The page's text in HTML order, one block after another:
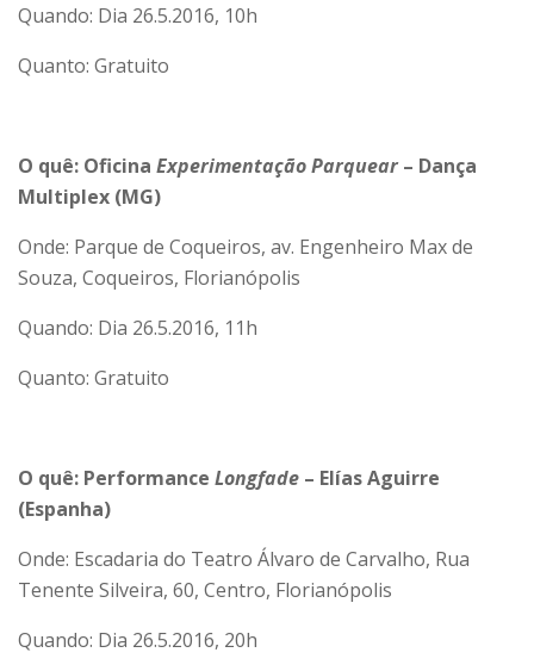
Quando: Dia 26.5.2016, 10h
Quanto: Gratuito
O quê: Oficina Experimentação Parquear– Dança
Multiplex (MG)
Onde: Parque de Coqueiros, av. Engenheiro Max de
Souza, Coqueiros, Florianópolis
Quando: Dia 26.5.2016, 11h
Quanto: Gratuito
O quê: Performance Longfade – Elías Aguirre
(Espanha)
Onde: Escadaria do Teatro Álvaro de Carvalho, Rua
Tenente Silveira, 60, Centro, Florianópolis
Quando: Dia 26.5.2016, 20h